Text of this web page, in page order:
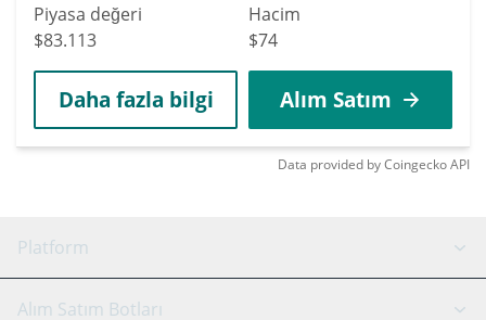
Piyasa değeri
$83.113
Hacim
$74
Daha fazla bilgi Alım Satım
Data provided byCoingeckoAPI
Platform
GRID Botu
Alım Satım Botları